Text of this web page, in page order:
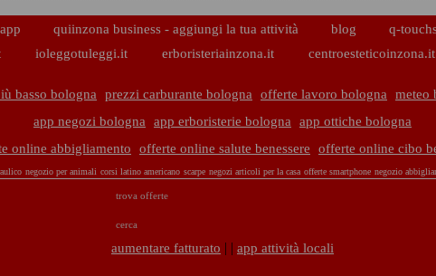
quiinzona business - aggiungi la tua attività blog
q-
ioleggotuleggi.it erboristeriainzona.it centroesteticoinzona.it
basso bologna prezzi carburante bologna offerte lavoro bologna meteo
app negozi bologna
app erboristerie bologna
app ottiche bologna
online abbigliamento
offerte online salute benessere offerte online cibo
negozio per animali corsi latino americano scarpe negozi articoli per la casa offerte smartphone negozio
trova offerte
cerca
aumentare fatturato | | app attività locali